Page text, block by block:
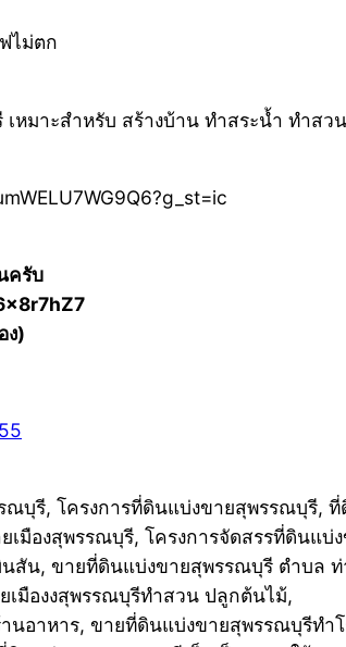
ไม่ตก
หมาะสำหรับ สร้างบ้าน ทำสระน้ำ ทำส
ครับ
ง)
ณบุรี, โครงการที่ดินแบ่งขายสุพรรณบุรี
เมืองสุพรรณบุรี, โครงการจัดสรรที่ดิน
สัน, ขายที่ดินแบ่งขายสุพรรณบุรี ตำบล
มืองงสุพรรณบุรีทำสวน ปลูกต้นไม้,
นอาหาร, ขายที่ดินแบ่งขายสุพรรณบุรีท